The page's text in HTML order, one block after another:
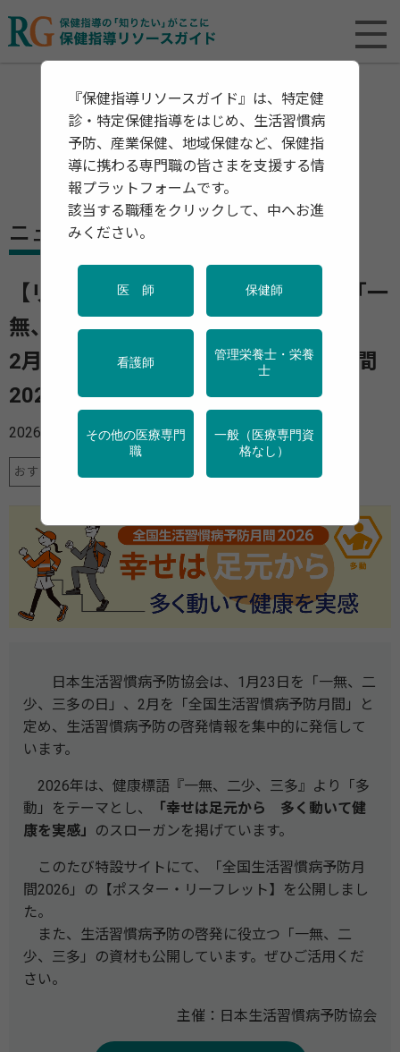
ニュース
【リーフレット公開中】1月23日は「一
無、二少、三多の日」
2月1日から「全国生活習慣病予防月間
2026」がスタート！
2026年01月22日
おすすめニュース 運動
日本生活習慣病予防協会は、1月23日を「一無、二
少、三多の日」、2月を「全国生活習慣病予防月間」と
定め、生活習慣病予防の啓発情報を集中的に発信して
います。
2026年は、健康標語『一無、二少、三多』より「多
動」をテーマとし、
「幸せは足元から 多く動いて健
康を実感」
のスローガンを掲げています。
このたび特設サイトにて、「全国生活習慣病予防月
間2026」の【ポスター・リーフレット】を公開しまし
た。
また、生活習慣病予防の啓発に役立つ「一無、二
少、三多」の資材も公開しています。ぜひご活用くだ
さい。
主催：日本生活習慣病予防協会
『保健指導リソースガイド』は、特定健
診・特定保健指導をはじめ、生活習慣病
予防、産業保健、地域保健など、保健指
導に携わる専門職の皆さまを支援する情
報プラットフォームです。
該当する職種をクリックして、中へお進
みください。
医 師 保健師
看護師
管理栄養士・栄養
士
その他の医療専門
職
一般（医療専門資
格なし）